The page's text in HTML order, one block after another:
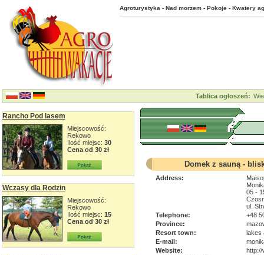
Agroturystyka - Nad morzem - Pokoje - Kwatery
Tablica ogłoszeń:
Rancho Pod lasem
Miejscowość:
Rekowo
Ilość miejsc: 30
Cena od 30 zł
Wczasy dla Rodzin
Miejscowość:
Rekowo
Ilość miejsc: 15
Cena od 30 zł
Domek z sauną -
Address:
05 -
ul.
Telephone:
+48
Province:
Resort town:
lakes
E-mail:
Website:
http://